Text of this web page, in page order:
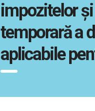
impozitelor
temporară a
aplicabile